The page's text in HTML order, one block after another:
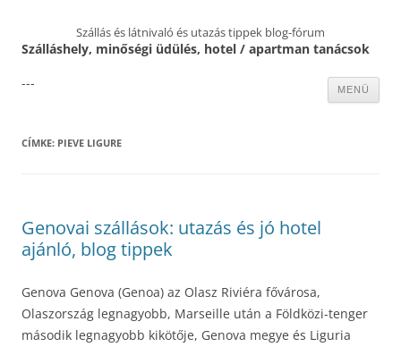
Szállás és látnivaló és utazás tippek blog-fórum
Szálláshely, minőségi üdülés, hotel / apartman tanácsok
MENÜ
---
CÍMKE: PIEVE LIGURE
Genovai szállások: utazás és jó hotel
ajánló, blog tippek
Genova Genova (Genoa) az Olasz Riviéra fővárosa,
Olaszország legnagyobb, Marseille után a Földközi-tenger
második legnagyobb kikötője, Genova megye és Liguria